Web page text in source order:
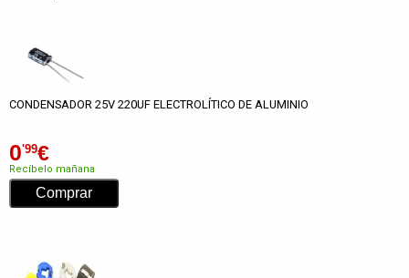
CONDENSADOR 25V 220UF ELECTROLÍTICO DE ALUMINIO
0'99€
Recíbelo mañana